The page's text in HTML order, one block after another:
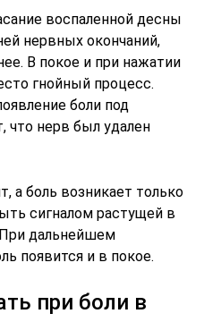
воспаленной десны
нервных окончаний,
В покое и при нажатии
гнойный процесс.
боли под
что нерв был удален
а боль возникает только
сигналом растущей в
При дальнейшем
появится и в покое.
при боли в